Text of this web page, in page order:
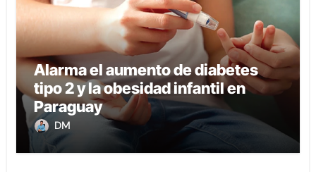
Alarma el aumento de diabetes
tipo 2 y la obesidad infantil en
Paraguay
DM